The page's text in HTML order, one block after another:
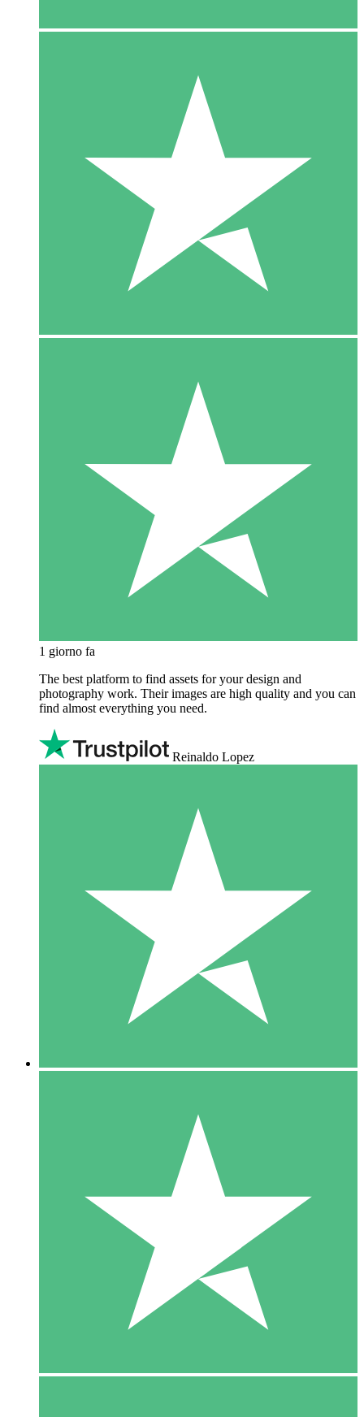
1 giorno fa
The best platform to find assets for your design and
photography work. Their images are high quality and you can
find almost everything you need.
Reinaldo Lopez